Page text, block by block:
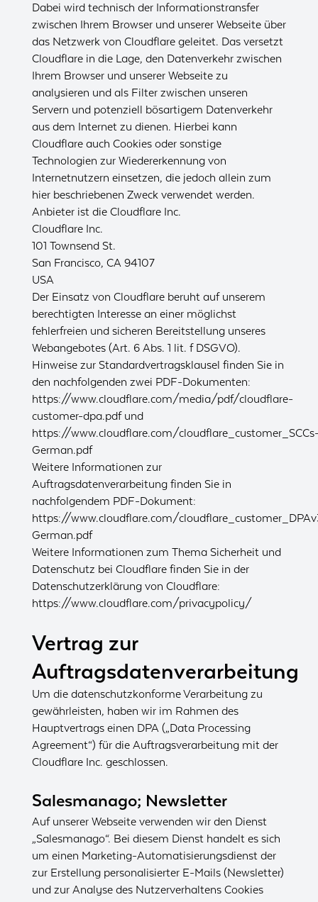
Dabei wird technisch der Informationstransfer
zwischen Ihrem Browser und unserer Webseite über
das Netzwerk von Cloudflare geleitet. Das versetzt
Cloudflare in die Lage, den Datenverkehr zwischen
Ihrem Browser und unserer Webseite zu
analysieren und als Filter zwischen unseren
Servern und potenziell bösartigem Datenverkehr
aus dem Internet zu dienen. Hierbei kann
Cloudflare auch Cookies oder sonstige
Technologien zur Wiedererkennung von
Internetnutzern einsetzen, die jedoch allein zum
hier beschriebenen Zweck verwendet werden.
Anbieter ist die Cloudflare Inc.
Cloudflare Inc.
101 Townsend St.
San Francisco, CA 94107
USA
Der Einsatz von Cloudflare beruht auf unserem
berechtigten Interesse an einer möglichst
fehlerfreien und sicheren Bereitstellung unseres
Webangebotes (Art. 6 Abs. 1 lit. f DSGVO).
Hinweise zur Standardvertragsklausel finden Sie in
den nachfolgenden zwei PDF-Dokumenten:
https://www.cloudflare.com/media/pdf/cloudflare-
customer-dpa.pdfund
https://www.cloudflare.com/
German.pdf
Weitere Informationen zur
Auftragsdatenverarbeitung finden Sie in
nachfolgendem PDF-Dokument:
https://www.cloudflare.com/
German.pdf
Weitere Informationen zum Thema Sicherheit und
Datenschutz bei Cloudflare finden Sie in der
Datenschutzerklärung von Cloudflare:
https://www.cloudflare.com/privacypolicy/
Vertrag zur
Auftragsdatenverarbeitung
Um die datenschutzkonforme Verarbeitung zu
gewährleisten, haben wir im Rahmen des
Hauptvertrags einen DPA („Data Processing
Agreement“) für die Auftragsverarbeitung mit der
Cloudflare Inc. geschlossen.
Salesmanago; Newsletter
Auf unserer Webseite verwenden wir den Dienst
„Salesmanago“. Bei diesem Dienst handelt es sich
um einen Marketing-Automatisierungsdienst der
zur Erstellung personalisierter E-Mails (Newsletter)
und zur Analyse des Nutzerverhaltens Cookies